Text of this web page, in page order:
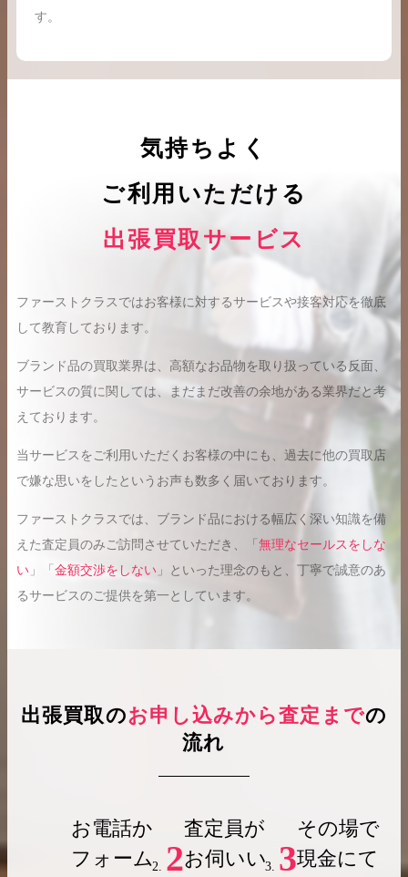
す。
気持ちよく
ご利用いただける
出張買取サービス
ファーストクラスではお客様に対するサービスや接客対応を徹底
して教育しております。
ブランド品の買取業界は、高額なお品物を取り扱っている反面、
サービスの質に関しては、まだまだ改善の余地がある業界だと考
えております。
当サービスをご利用いただくお客様の中にも、過去に他の買取店
で嫌な思いをしたというお声も数多く届いております。
ファーストクラスでは、ブランド品における幅広く深い知識を備
えた査定員のみご訪問させていただき、「 無理なセールスをしな
い 」「 金額交渉をしない 」といった理念のもと、丁寧で誠意のあ
るサービスのご提供を第一としています。
出張買取のお申し込みから査定までの
流れ
お電話か
フォーム 2
査定員が
お伺いい 3
その場で
現金にて